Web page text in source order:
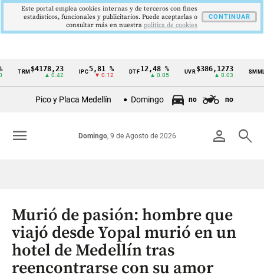
Cintillo
Colombia
TRM$4178,23
▲ 0.42
5,81 %
▼ 0.12
12,48 %
▲ 0.05
UVR$386,1273
▲ 0.03
SMMLV
Pico y Placa Medellín Domingo no no
person search
Domingo, 9 de Agosto de 2026
menu
Murió de pasión: hombre que
viajó desde Yopal murió en un
hotel de Medellín tras
reencontrarse con su amor
Este portal emplea cookies internas y de terceros con fines
estadísticos, funcionales y publicitarios. Puede aceptarlas o
consultar más en nuestra politica de cookies
CONTINUAR